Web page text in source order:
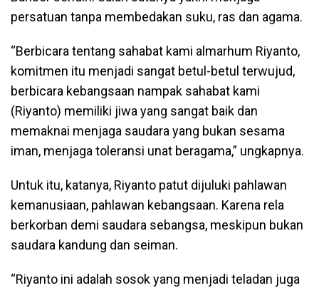
persatuan tanpa membedakan suku, ras dan agama.
“Berbicara tentang sahabat kami almarhum Riyanto,
komitmen itu menjadi sangat betul-betul terwujud,
berbicara kebangsaan nampak sahabat kami
(Riyanto) memiliki jiwa yang sangat baik dan
memaknai menjaga saudara yang bukan sesama
iman, menjaga toleransi unat beragama,” ungkapnya.
Untuk itu, katanya, Riyanto patut dijuluki pahlawan
kemanusiaan, pahlawan kebangsaan. Karena rela
berkorban demi saudara sebangsa, meskipun bukan
saudara kandung dan seiman.
“Riyanto ini adalah sosok yang menjadi teladan juga